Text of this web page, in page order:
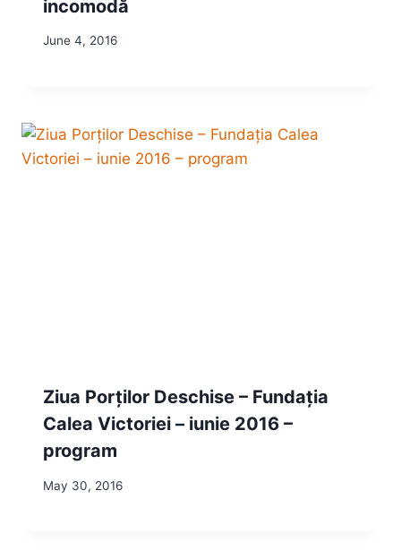
incomodă
June 4, 2016
Ziua Porților Deschise – Fundația
Calea Victoriei – iunie 2016 –
program
May 30, 2016